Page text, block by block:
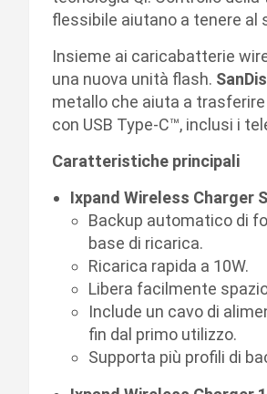
flessibile aiutano a tenere al
Insieme ai caricabatterie
una nuova unità flash.
metallo che aiuta a
con USB Type-C™, inclusi i
Caratteristiche principali
Ixpand Wireless Charger
Backup automatico di
base di ricarica.
Ricarica rapida a 10W.
Libera facilmente
Include un cavo di
fin dal primo utilizzo.
Supporta più profili di